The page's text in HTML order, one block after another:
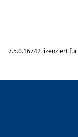
7.5.0.16742 lizenziert für